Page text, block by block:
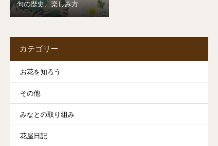
句の歴史、楽しみ方
カテゴリー
お花を知ろう
その他
みなとの取り組み
花屋日記